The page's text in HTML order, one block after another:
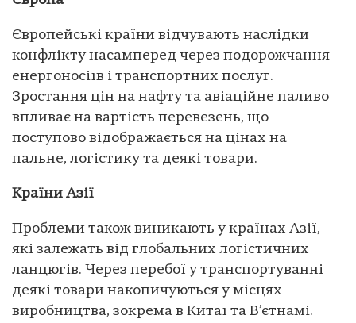
Європейські країни відчувають наслідки
конфлікту насамперед через подорожчання
енергоносіїв і транспортних послуг.
Зростання цін на нафту та авіаційне паливо
впливає на вартість перевезень, що
поступово відображається на цінах на
пальне, логістику та деякі товари.
Країни Азії
Проблеми також виникають у країнах Азії,
які залежать від глобальних логістичних
ланцюгів. Через перебої у транспортуванні
деякі товари накопичуються у місцях
виробництва, зокрема в Китаї та В’єтнамі.